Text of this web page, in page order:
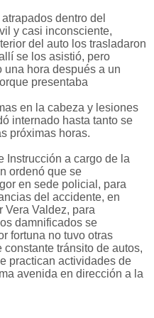
dentro del
y casi inconsciente,
del auto los trasladaron
se los asistió, pero
una hora después a un
presentaba
en la cabeza y lesiones
internado hasta tanto se
próximas horas.
Instrucción a cargo de la
ordenó que se
en sede policial, para
del accidente, en
Vera Valdez, para
damnificados se
fortuna no tuvo otras
tránsito de autos,
practican actividades de
avenida en dirección a la